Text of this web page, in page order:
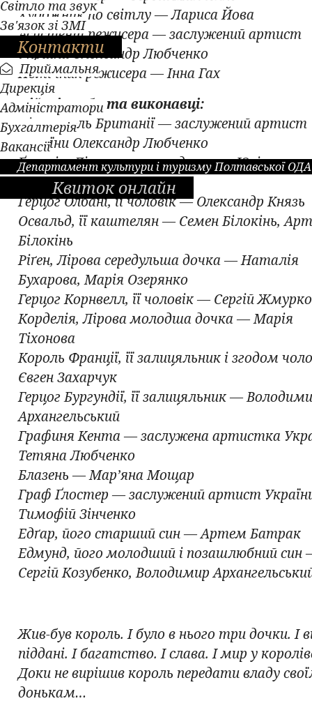
Світло та звук
Зв'язок зі ЗМІ
Контакти
Приймальня
Дирекція
Адміністратори
Бухгалтерія
Вакансії
Департамент культури і туризму Полтавської ОДА
Квиток онлайн
Художник по світлу — Лариса Йова
Асистент режисера — заслужений артист
України Олександр Любченко
Помічник режисера — Інна Гах
Дійові особи та виконавці:
Лір, король Британії — заслужений артист
України Олександр Любченко
Ґонеріл, Лірова старша дочка — Юліана
Романова
Герцог Олбані, її чоловік — Олександр Князь
Освальд, її каштелян — Семен Білокінь,
Білокінь
Ріґен, Лірова середульша дочка — Наталія
Бухарова, Марія Озерянко
Герцог Корнвелл, її чоловік — Сергій Жмурко
Корделія, Лірова молодша дочка — Марія
Тіхонова
Король Франції, її залицяльник і згодом
Євген Захарчук
Герцог Бургундії, її залицяльник —
Архангельський
Графиня Кента — заслужена артистка
Тетяна Любченко
Блазень — Мар’яна Мощар
Граф Ґлостер — заслужений артист
Тимофій Зінченко
Едґар, його старший син — Артем Батрак
Едмунд, його молодший і позашлюбний
Сергій Козубенко, Володимир
Жив-був король. І було в нього три дочки. І
піддані. І багатство. І слава. І мир у
Доки не вирішив король передати владу
донькам…